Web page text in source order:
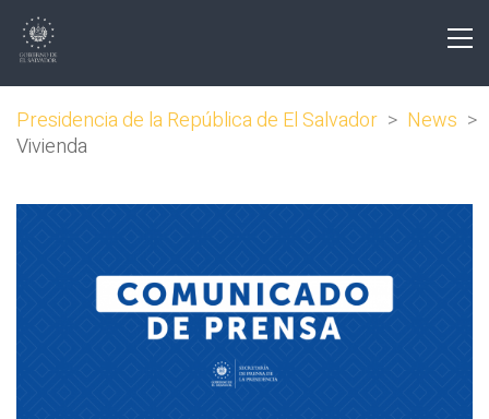
Presidencia de la República de El Salvador > News >
Vivienda